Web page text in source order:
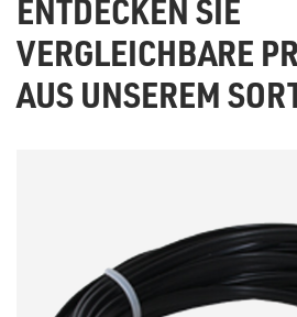
ENTDECKEN SIE
VERGLEICHBARE
AUS UNSEREM